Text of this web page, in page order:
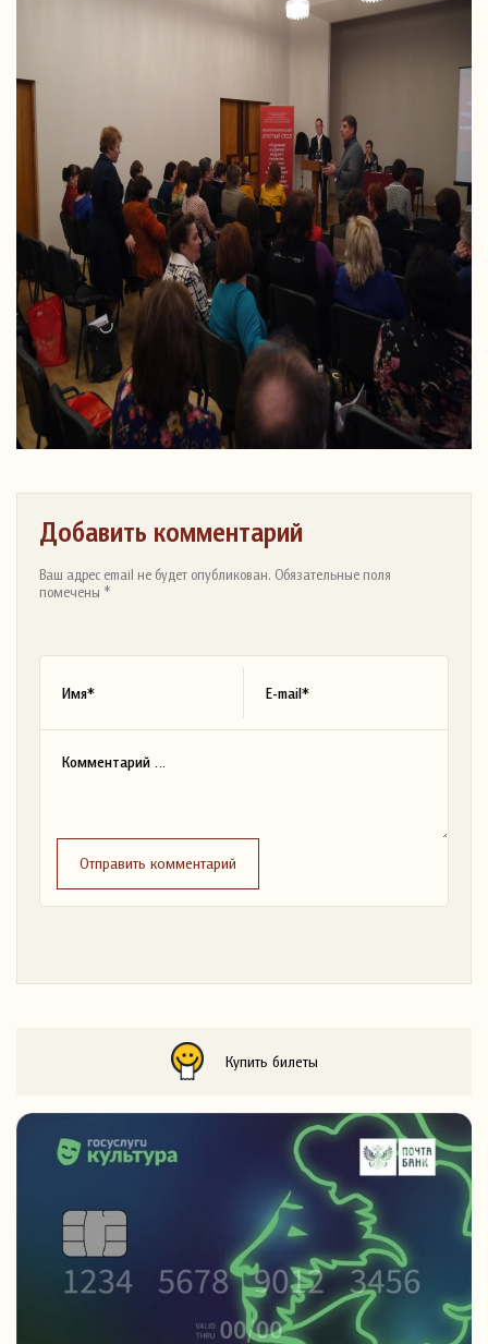
Добавить комментарий
Ваш адрес email не будет опубликован. Обязательные поля
помечены *
Отправить комментарий
Купить билеты